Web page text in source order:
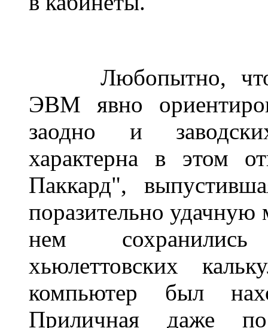
Любопытно,
ЭВМ явно
заодно и
характерна в этом
Паккард",
поразительно
нем
хьюлеттовских
компьютер был
Приличная даже